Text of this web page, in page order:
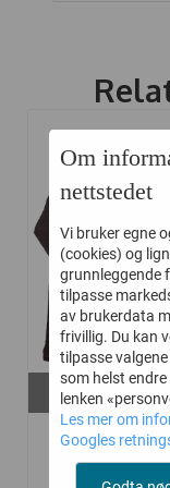
-
På lager i
130
JOHA
MØRK
Om
nettstedet
Vi bruker egne
(cookies) og
grunnleggende
tilpasse
av brukerdata
frivillig. Du kan
tilpasse
som helst
lenken
Les mer om
Googles